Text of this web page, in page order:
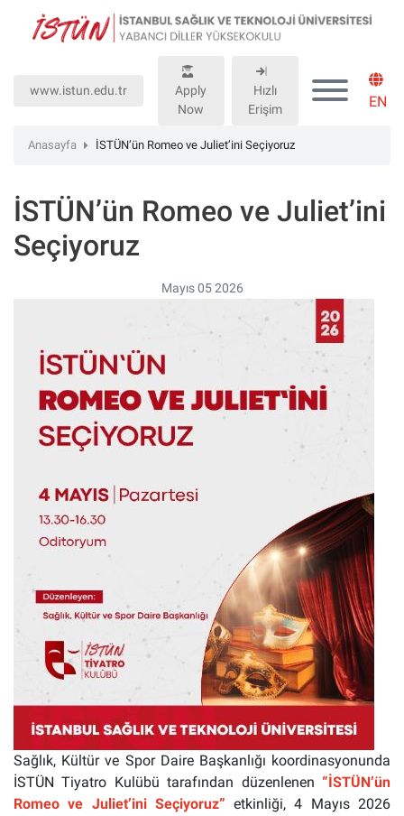
dikkat:
sitesinde,
destekleyen
BiClick"
sistemi
bulunur.
www.istun.edu.tr
Apply
Now
Hızlı
Erişim
EN
Anasayfa İSTÜN’ün Romeo ve Juliet’ini Seçiyoruz
İSTÜN’ün Romeo ve Juliet’ini
Seçiyoruz
Mayıs 05 2026
Sağlık, Kültür ve Spor Daire Başkanlığı koordinasyonunda
İSTÜN Tiyatro Kulübü tarafından düzenlenen “İSTÜN’ün
Romeo ve Juliet’ini Seçiyoruz”etkinliği, 4 Mayıs 2026